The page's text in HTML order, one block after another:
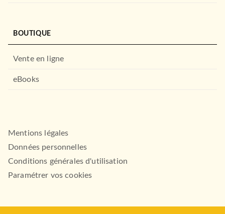
BOUTIQUE
Vente en ligne
eBooks
Mentions légales
Données personnelles
Conditions générales d'utilisation
Paramétrer vos cookies